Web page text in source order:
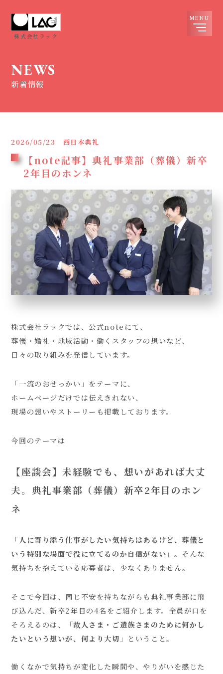
株式会社ラック
NEWS
新着情報
2026/05/23 西日本典礼
【note記事】典礼事業部（葬儀）新卒
2年目のホンネ
株式会社ラックでは、公式noteにて、
葬儀・婚礼・地域活動・働くスタッフの想いなど、
日々の取り組みを発信しています。
「一流のおせっかい」をテーマに、
ホームページだけでは伝えきれない、
現場の想いやストーリーも掲載しております。
今回のテーマは
【座談会】未経験でも、想いがあれば大丈
夫。典礼事業部（葬儀）新卒2年目のホン
ネ
「人に寄り添う仕事がしたい気持ちはあるけど、葬儀と
いう特別な場面で役に立てるのか自信がない」。 そんな
気持ちを抱えている応募者は、少なくありません。
そこで今回は、同じ不安を持ちながらも典礼事業部に飛
び込んだ、新卒2年目の4名をご紹介します。全員が口を
そろえるのは、
「故人さま・ご遺族さまのために何かし
たいという想いが、何より大切」
ということ。
働くなかで気持ちが変化した瞬間や、やりがいを感じた